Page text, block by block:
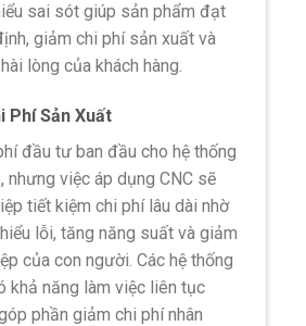
sai sót giúp sản phẩm đạt
giảm chi phí sản xuất và
lòng của khách hàng.
Phí Sản Xuất
đầu tư ban đầu cho hệ thống
nhưng việc áp dụng CNC sẽ
tiết kiệm chi phí lâu dài nhờ
lỗi, tăng năng suất và giảm
của con người. Các hệ thống
khả năng làm việc liên tục
phần giảm chi phí nhân